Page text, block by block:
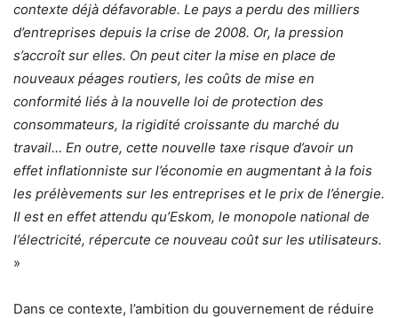
contexte déjà défavorable. Le pays a perdu des milliers
d’entreprises depuis la crise de 2008. Or, la pression
s’accroît sur elles. On peut citer la mise en place de
nouveaux péages routiers, les coûts de mise en
conformité liés à la nouvelle loi de protection des
consommateurs, la rigidité croissante du marché du
travail… En outre, cette nouvelle taxe risque d’avoir un
effet inflationniste sur l’économie en augmentant à la fois
les prélèvements sur les entreprises et le prix de l’énergie.
Il est en effet attendu qu’Eskom, le monopole national de
l’électricité, répercute ce nouveau coût sur les utilisateurs.
»
Dans ce contexte, l’ambition du gouvernement de réduire